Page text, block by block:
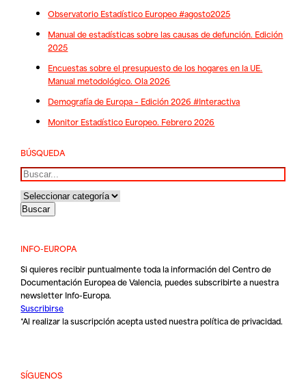
Observatorio Estadístico Europeo #agosto2025
Manual de estadísticas sobre las causas de defunción. Edición
2025
Encuestas sobre el presupuesto de los hogares en la UE.
Manual metodológico. Ola 2026
Demografía de Europa – Edición 2026 #Interactiva
Monitor Estadístico Europeo. Febrero 2026
BÚSQUEDA
Buscar
INFO-EUROPA
Si quieres recibir puntualmente toda la información del Centro de
Documentación Europea de Valencia, puedes subscribirte a nuestra
newsletter Info-Europa.
Suscribirse
*Al realizar la suscripción acepta usted nuestrapolítica de privacidad.
SÍGUENOS